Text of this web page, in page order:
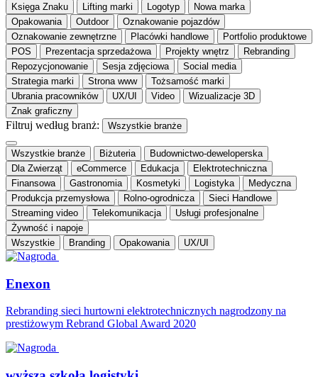
Księga Znaku Lifting marki Logotyp
Nowa marka
Opakowania
Outdoor
Oznakowanie pojazdów
Oznakowanie zewnętrzne
Placówki handlowe
Portfolio produktowe
POS
Prezentacja sprzedażowa Projekty wnętrz
Rebranding
Repozycjonowanie
Sesja zdjęciowa
Social media
Strategia marki
Strona www
Tożsamość marki
Ubrania pracowników
UX/UI Video
Wizualizacje 3D
Znak graficzny
Filtruj według branż: Wszystkie branże
Wszystkie branże Biżuteria
Budownictwo-deweloperska
Dla Zwierząt
eCommerce Edukacja
Elektrotechniczna
Finansowa
Gastronomia Kosmetyki Logistyka
Medyczna
Produkcja przemysłowa
Rolno-ogrodnicza
Sieci Handlowe
Streaming video
Telekomunikacja
Usługi profesjonalne
Żywność i napoje
Wszystkie
Branding Opakowania UX/UI
Enexon
Rebranding sieci hurtowni elektrotechnicznych nagrodzony na
prestiżowym Rebrand Global Award 2020